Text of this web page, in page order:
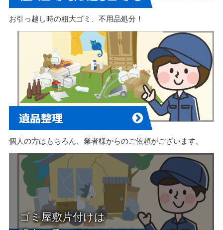
お引っ越し時の粗大ゴミ、不用品処分！
個人の方はもちろん、業者様からのご依頼がございます。